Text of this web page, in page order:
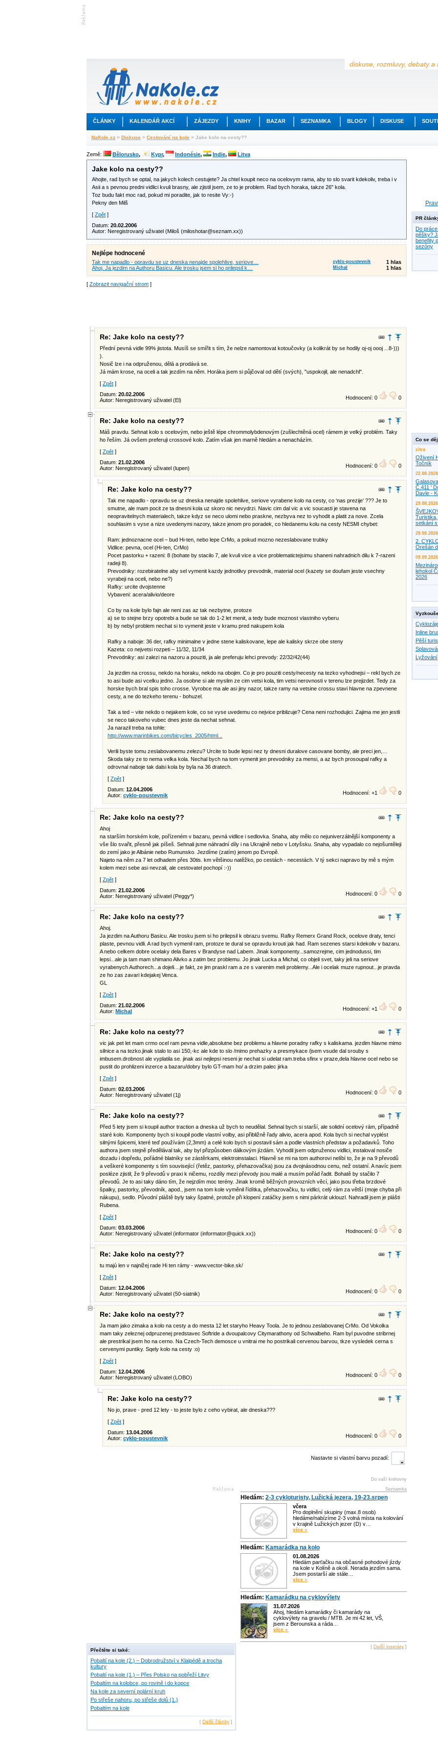
diskuse, rozmluvy, debaty a
ČLÁNKY KALENDÁŘ AKCÍ ZÁJEZDY KNIHY BAZAR SEZNAMKA BLOGY DISKUSE
NaKole.cz > Diskuse > Cestování na kole > Jake kolo na cesty??
Země: Bělorusko, Kypr, Indonésie, Indie, Litva
Jake kolo na cesty??
Ahojte, rad bych se optal, na jakych kolech cestujete? Ja chtel koupit neco na ocelovym rama, aby to slo svarit kdekoliv, treba i v
Asii a s pevnou predni vidlici kvuli brasny, ale zjistil jsem, ze to je problem. Rad bych horaka, takze 26" kola.
Toz budu fakt moc rad, pokud mi poradite, jak to resite Vy:-)
Pekny den Milš
[ Zpět ]
Datum: 20.02.2006
Autor: Neregistrovaný uživatel (Miloš (miloshotar@seznam.xx))
Nejlépe hodnocené
Tak me napadlo - opravdu se uz dneska nenajde spolehlive, seriove… cyklo-poustevnik
1 hlas
Ahoj. Ja jezdim na Authoru Basicu. Ale trosku jsem si ho prilepsil k…
Michal 1 hlas
[ Zobrazit navigační strom ]
Re: Jake kolo na cesty??
Přední pevná vidle 99% jistota. Musíš se smířit s tím, že nelze namontovat kotoučovky (a kolikrát by se hodily oj-oj oooj ...8-)))
).
Nosič lze i na odpruženou, dělá a prodává se.
Já mám krose, na oceli a tak jezdím na něm. Horáka jsem si půjčoval od dětí (svých), "uspokojil, ale nenadchl".
[ Zpět ]
Datum: 20.02.2006
Autor: Neregistrovaný uživatel (El)
Hodnocení: 0 0
Re: Jake kolo na cesty??
Máš pravdu. Sehnat kolo s ocelovým, nebo ještě lépe chrommolybdenovým (zušlechtěná ocel) rámem je velký problém. Taky
ho řeším. Já ovšem preferuji crossové kolo. Zatím však jen marně hledám a nenacházím.
[ Zpět ]
Datum: 21.02.2006
Autor: Neregistrovaný uživatel (lupen)
Hodnocení: 0 0
Re: Jake kolo na cesty??
Tak me napadlo - opravdu se uz dneska nenajde spolehlive, seriove vyrabene kolo na cesty, co ‘nas prezije’ ??? Je to
smutne, ale mam pocit ze ta dnesni kola uz skoro nic nevydrzi. Navic cim dal vic a vic soucasti je stavena na
neopravitelnych materialech, takze kdyz se neco ulomi nebo praskne, nezbyva nez to vyhodit a platit za nove. Zcela
souhlasim s vyse a nize uvedenymi nazory, takze jenom pro poradek, co hledanemu kolu na cesty NESMI chybet:
Ram: jednoznacne ocel – bud Hi-ten, nebo lepe CrMo, a pokud mozno nezeslabovane trubky
Vidlice: pevna, ocel (Hi-ten, CrMo)
Pocet pastorku + razeni: 8 (bohate by stacilo 7, ale kvuli vice a vice problematictejsimu shaneni nahradnich dilu k 7-razeni
radeji 8).
Prevodniky: rozebiratelne aby sel vymenit kazdy jednotlivy prevodnik, material ocel (kazety se doufam jeste vsechny
vyrabeji na oceli, nebo ne?)
Rafky: urcite dvojstenne
Vybaveni: acera/alivio/deore
Co by na kole bylo fajn ale neni zas az tak nezbytne, protoze
a) se to stejne brzy opotrebi a bude se tak do 1-2 let menit, a tedy bude moznost vlastniho vyberu
b) by nebyl problem nechat si to vymenit jeste v kramu pred nakupem kola
Rafky a naboje: 36 der, rafky minimalne v jedne stene kaliskovane, lepe ale kalisky skrze obe steny
Kazeta: co nejvetsi rozpeti – 11/32, 11/34
Prevodniky: asi zalezi na nazoru a pouziti, ja ale preferuju lehci prevody: 22/32/42(44)
Ja jezdim na crossu, nekdo na horaku, nekdo na obojim. Co je pro pouziti cesty/necesty na tezko vyhodnejsi – rekl bych ze
to asi bude asi vcelku jedno. Ja osobne si ale myslim ze cim vetsi kola, tim vetsi nerovnosti v terenu lze prejizdet. Tedy za
horske bych bral spis toho crosse. Vyrobce ma ale asi jiny nazor, takze ramy na vetsine crossu stavi hlavne na zpevnene
cesty, a ne do tezkeho terenu - bohuzel.
Tak a ted – vite nekdo o nejakem kole, co se vyse uvedemu co nejvice priblizuje? Cena neni rozhodujici. Zajima me jen jestli
se neco takoveho vubec dnes jeste da nechat sehnat.
Ja narazil treba na tohle:
http://www.marinbikes.com/bicycles_2005/html...
Verili byste tomu zeslabovanemu zelezu? Urcite to bude lepsi nez ty dnesni duralove casovane bomby, ale preci jen,…
Skoda taky ze to nema velka kola. Nechal bych na tom vymenit jen prevodniky za mensi, a az bych prosoupal rafky a
odrovnal naboje tak dalsi kola by byla na 36 dratech.
[ Zpět ]
Datum: 12.04.2006
Autor: cyklo-poustevnik Hodnocení: +1 0
Re: Jake kolo na cesty??
Ahoj
na starším horském kole, pořízeném v bazaru, pevná vidlice i sedlovka. Snaha, aby mělo co nejuniverzálnější komponenty a
vše šlo svařit, přesně jak píšeš. Sehnali jsme náhradní díly i na Ukrajině nebo v Lotyšsku. Snaha, aby vypadalo co nejošuntěleji
do zemí jako je Albánie nebo Rumunsko. Jezdíme (zatím) jenom po Evropě.
Najeto na něm za 7 let odhadem přes 30tis. km většinou natěžko, po cestách - necestách. V tý sekci napravo by mě s mým
kolem mezi sebe asi nevzali, ale cestovatel pochopí :-))
[ Zpět ]
Datum: 21.02.2006
Autor: Neregistrovaný uživatel (Peggy*)
Hodnocení: 0 0
Re: Jake kolo na cesty??
Ahoj.
Ja jezdim na Authoru Basicu. Ale trosku jsem si ho prilepsil k obrazu svemu. Rafky Remerx Grand Rock, ocelove draty, tenci
plaste, pevnou vidli. A rad bych vymenil ram, protoze te dural se opravdu krouti jak had. Ram sezenes starsi kdekoliv v bazaru.
A nebo celkem dobre ocelaky dela Bares v Brandyse nad Labem. Jinak komponenty...samozrejme, cim jednodussi, tim
lepsi...ale ja tam mam shimano Alivko a zatim bez problemu. Jo jinak Lucka a Michal, co objeli svet, taky jeli na seriove
vyrabenych Authorech...a dojeli....je fakt, ze jim praskl ram a ze s varenim meli problemy...Ale i ocelak muze rupnout...je pravda
ze ho zas zavari kdejakej Venca.
GL
[ Zpět ]
Datum: 21.02.2006
Autor: Michal Hodnocení: +1 0
Re: Jake kolo na cesty??
vic jak pet let mam crmo ocel ram pevna vidle,absolutne bez problemu a hlavne poradny rafky s kaliskama. jezdim hlavne mimo
silnice a na tezko.jinak stalo to asi 150,-kc ale kde to slo /mimo prehazky a presmykace /jsem vsude dal srouby s
imbusem.drobnost ale vyplatila se. jinak asi nejlepsi reseni je nechat si udelat ram.treba sfinx v praze,dela hlavne ocel nebo se
pustit do prohlizeni inzerce a bazaru/dobry bylo GT-mam ho/ a drzim palec jirka
[ Zpět ]
Datum: 02.03.2006
Autor: Neregistrovaný uživatel (1j)
Hodnocení: 0 0
Re: Jake kolo na cesty??
Před 5 lety jsem si koupil author traction a dneska už bych to neudělal. Sehnal bych si starší, ale solidní ocelový rám, případně
staré kolo. Komponenty bych si koupil podle vlastní volby, asi přibližně řady alivio, acera apod. Kola bych si nechal vyplést
silnými špicemi, které teď používám (2,3mm) a celé kolo bych si postavil sám a podle vlastních představ a požadavků. Toho
authora jsem stejně předělával tak, aby byl přizpůsoben dálkovým jízdám. Vyhodil jsem odpruženou vidlici, instaloval nosiče
dozadu i dopředu, pořádné blatníky se zástěrkami, elektroinstalaci. Hlavně se mi na tom authorovi nelíbí to, že je na 9 převodů
a veškeré komponenty s tím související (řetěz, pastorky, přehazovačka) jsou za dvojnásodnou cenu, než ostatní. A navíc jsem
posléze zjistil, že 9 převodů v praxi k ničemu, rozdíly mezi převody jsou malé a musím pořád řadit. Bohatě by stačilo 7
převodů. Je to asi taky dáno tím, že nejzdím moc terény. Jinak kromě běžných provozních věcí, jako jsou třeba brzdové
špalky, pastorky, převodník, apod., jsem na tom kole vyměnil řídítka, přehazovačku, tu vidlici, celý rám za větší (moje chyba při
nákupu), sedlo. Původní pláště byly taky špatné, protože při klopení zatáčky jsem s nimi párkrát uklouzl. Nahradil jsem je plášti
Rubena.
[ Zpět ]
Datum: 03.03.2006
Autor: Neregistrovaný uživatel (informator (informator@quick.xx)) Hodnocení: 0 0
Re: Jake kolo na cesty??
tu majú len v najnižej rade Hi ten rámy - www.vector-bike.sk/
[ Zpět ]
Datum: 12.04.2006
Autor: Neregistrovaný uživatel (50-siatnik)
Hodnocení: 0 0
Re: Jake kolo na cesty??
Ja mam jako zimaka a kolo na cesty a do mesta 12 let staryho Heavy Toola. Je to jednou zeslabovanej CrMo. Od Vokolka
mam taky zeleznej odpruzenej predstavec Softride a dvoupalcovy Citymarathony od Schwalbeho. Ram byl puvodne stribrnej
ale prestrikal jsem ho na cerno. Na Czech-Tech demosce u vnitrai me ho postrikali cervenou barvou, tkze vysledek cerna s
cervenymi puntiky. Sqely kolo na cesty :o)
[ Zpět ]
Datum: 12.04.2006
Autor: Neregistrovaný uživatel (LOBO)
Hodnocení: 0 0
Re: Jake kolo na cesty??
No jo, prave - pred 12 lety - to jeste bylo z ceho vybirat, ale dneska???
[ Zpět ]
Datum: 13.04.2006
Autor: cyklo-poustevnik Hodnocení: 0 0
Nastavte si vlastní barvu pozadí:
Do vaší knihovny
Přečtěte si také:
Pobaltí na kole (2.) – Dobrodružství v Klaipédě a trocha
kultury
Pobaltí na kole (1.) – Přes Polsko na pobřeží Litvy
Pobaltím na kolobce, po rovině i do kopce
Na kole za severní polární kruh
Po střeše nahoru, po střeše dolů (1.)
Pobaltím na kole
[ Další články ]
Seznamka
Hledám: 2-3 cykloturisty, Lužická jezera, 19-23.srpen
včera
Pro doplnění skupiny (max.8 osob)
hledáme/nabízíme 2-3 volná místa na kolování
v krajině Lužických jezer (D) v…
více »
Hledám: Kamarádka na kolo
01.08.2026
Hledám parťačku na občasné pohodové jízdy
na kole v Kolíně a okolí. Nerada jezdím sama.
Jsem postarší ale stále…
více »
Hledám: Kamarádku na cyklovýlety
31.07.2026
Ahoj, hledám kamarádky či kamarády na
cyklovýlety na gravelu / MTB. Je mi 42 let, VŠ,
jsem z Berounska a ráda…
více »
[ Další inzeráty ]
PR
Do
pěšky?
benefity
sezóny
Co se
zítra
Oživení
Točník
22.08.2026
Č.411 '
Davle -
29.08.2026
setkání
29.08.2026
2.
Orešán
09.09.2026
lehokol
2026
Inline
Pěší
Lyžování